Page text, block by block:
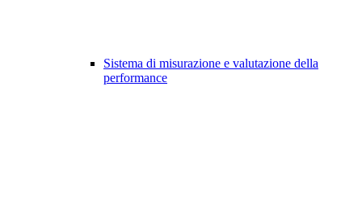
Sistema di misurazione e valutazione della
performance